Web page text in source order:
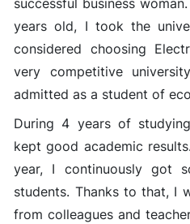
successful business
years old, I took the
considered choosing
very competitive
admitted as a student of
During 4 years of
kept good academic
year, I continuously got
students. Thanks to that, I
from colleagues and